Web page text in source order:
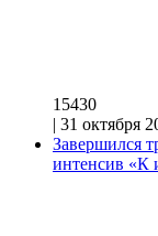
15430
| 31 октября
Завершился
интенсив «К